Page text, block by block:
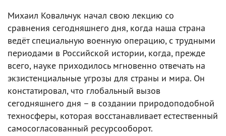
Михаил Ковальчук начал свою лекцию со
сравнения сегодняшнего дня, когда наша страна
ведёт специальную военную операцию, с трудными
периодами в Российской истории, когда, прежде
всего, науке приходилось мгновенно отвечать на
экзистенциальные угрозы для страны и мира. Он
констатировал, что глобальный вызов
сегодняшнего дня – в создании природоподобной
техносферы, которая восстанавливает естественный
самосогласованный ресурсооборот.